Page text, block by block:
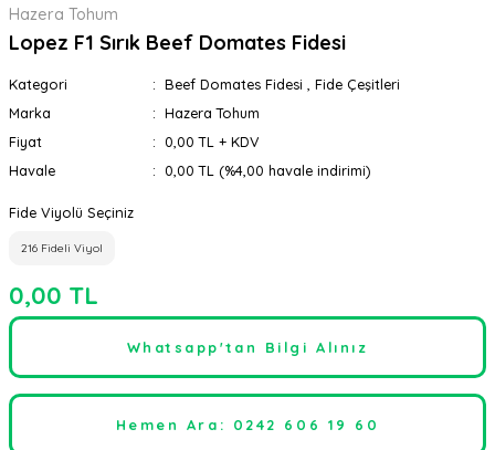
Hazera Tohum
Lopez F1 Sırık Beef Domates Fidesi
Kategori Beef Domates Fidesi
Fide Çeşitleri
Marka
Hazera Tohum
Fiyat
0,00 TL + KDV
Havale
0,00 TL (%4,00 havale indirimi)
Fide Viyolü Seçiniz
216 Fideli Viyol
0,00 TL
Whatsapp'tan Bilgi Alınız
Hemen Ara: 0242 606 19 60